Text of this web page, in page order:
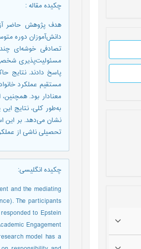
چکیده مقاله:
هدف پژوهش حاضر
پاسخ دادند. نتایج
مستقیم عملکرد
معنا‌‌دار بود.
به‌طور کلی، نتایج
نشان می‌‌دهد. بر این
تحصیلی ناشی از
چکیده انگلیسی:
and the mediating
The participants
to Epstein
Engagement
model has a